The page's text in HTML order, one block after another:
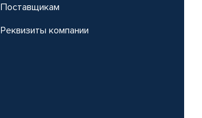
Поставщикам
Реквизиты компании